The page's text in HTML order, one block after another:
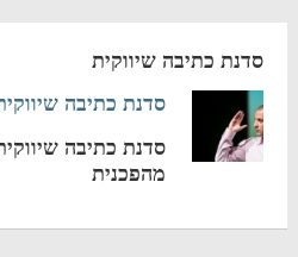
סדנת כתיבה שיווקית
סדנת כתיבה
סדנת כתיבה
מהפכנית